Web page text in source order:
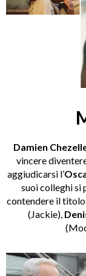
Damien
vincere
aggiudicarsi l’
suoi colleghi si
contendere il
(Jackie),